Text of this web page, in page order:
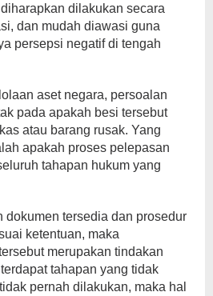
dilakukan secara
dan mudah diawasi guna
persepsi negatif di tengah
aset negara, persoalan
pada apakah besi tersebut
atau barang rusak. Yang
apakah proses pelepasan
tahapan hukum yang
dokumen tersedia dan prosedur
ketentuan, maka
merupakan tindakan
tahapan yang tidak
pernah dilakukan, maka hal